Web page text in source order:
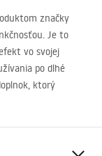
značky
Je to
vo svojej
po dlhé
ktorý